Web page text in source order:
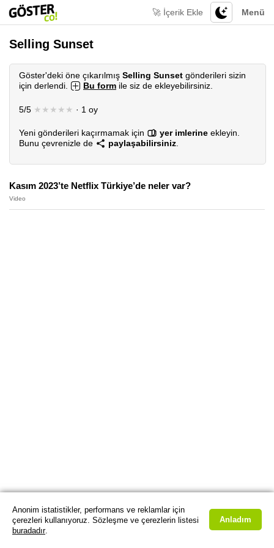
Menü
🚀 İçerik Ekle
Selling Sunset
Göster'deki öne çıkarılmış Selling Sunset gönderileri sizin
için derlendi.
Bu form ile siz de ekleyebilirsiniz.
5/5 ★★★★★ · 1 oy
Yeni gönderileri kaçırmamak için yer imlerine ekleyin.
Bunu çevrenizle de
paylaşabilirsiniz
Kasım 2023’te Netflix Türkiye’de neler var?
Video
Anonim istatistikler, performans ve reklamlar için
çerezleri kullanıyoruz. Sözleşme ve çerezlerin listesi
buradadır.
Anladım